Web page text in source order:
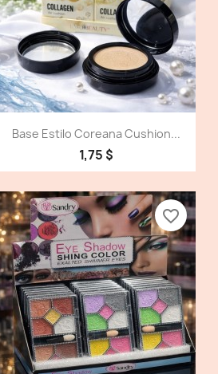
Vista detallada
Base Estilo Coreana Cushion...
1,75 $
favorite_border